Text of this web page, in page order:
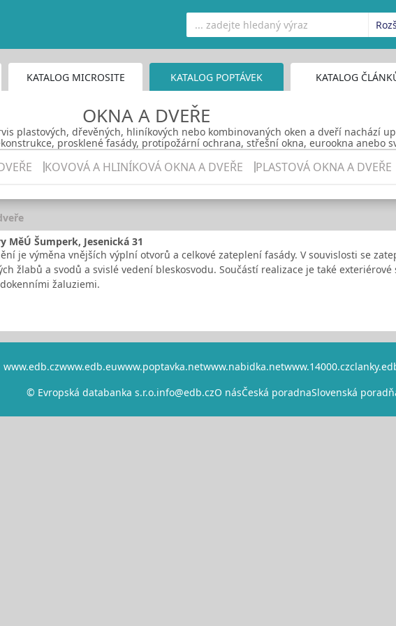
KATALOG MICROSITE KATALOG POPTÁVEK KATALOG
OKNA A DVEŘE
plastových, dřevěných, hliníkových nebo kombinovaných oken a dveří nachází
prosklené fasády, protipožární ochrana, střešní okna, eurookna anebo
KOVOVÁ A HLINÍKOVÁ OKNA A DVEŘE PLASTOVÁ OKNA A DVEŘE
MěÚ Šumperk, Jesenická 31
je výměna vnějších výplní otvorů a celkové zateplení fasády. V souvislosti se
žlabů a svodů a svislé vedení bleskosvodu. Součástí realizace je také
žaluziemi.
www.edb.czwww.edb.euwww.poptavka.netwww.nabidka.netwww.14000.cz
© Evropská databanka s.r.o.info@edb.czO násČeská poradnaSlovenská